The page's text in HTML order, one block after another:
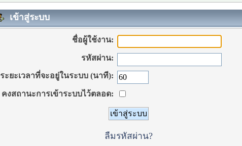
เข้าสู่ระบบ
ชื่อผู้ใช้งาน:
รหัสผ่าน:
ระยะเวลาที่จะอยู่ในระบบ (นาที):
คงสถานะการเข้าระบบไว้ตลอด:
ลืมรหัสผ่าน?